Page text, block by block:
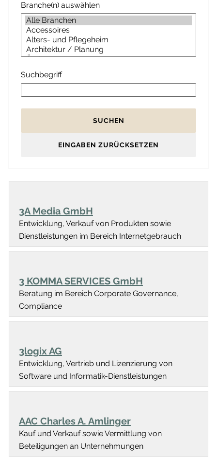
Branche(n) auswählen
Suchbegriff
SUCHEN
EINGABEN ZURÜCKSETZEN
3A Media GmbH
Entwicklung, Verkauf von Produkten sowie
Dienstleistungen im Bereich Internetgebrauch
3 KOMMA SERVICES GmbH
Beratung im Bereich Corporate Governance,
Compliance
3logix AG
Entwicklung, Vertrieb und Lizenzierung von
Software und Informatik-Dienstleistungen
AAC Charles A. Amlinger
Kauf und Verkauf sowie Vermittlung von
Beteiligungen an Unternehmungen